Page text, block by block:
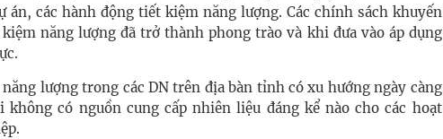
án, các hành động tiết kiệm năng lượng. Các chính sách khuyến
năng lượng đã trở thành phong trào và khi đưa vào áp dụng
lượng trong các DN trên địa bàn tỉnh có xu hướng ngày càng
có nguồn cung cấp nhiên liệu đáng kể nào cho các hoạt